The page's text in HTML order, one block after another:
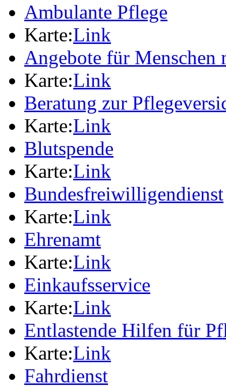
Ambulante Pflege
Karte:Link
Angebote für Menschen
Karte:Link
Beratung zur
Karte:Link
Blutspende
Karte:Link
Bundesfreiwilligendienst
Karte:Link
Ehrenamt
Karte:Link
Einkaufsservice
Karte:Link
Entlastende Hilfen für
Karte:Link
Fahrdienst